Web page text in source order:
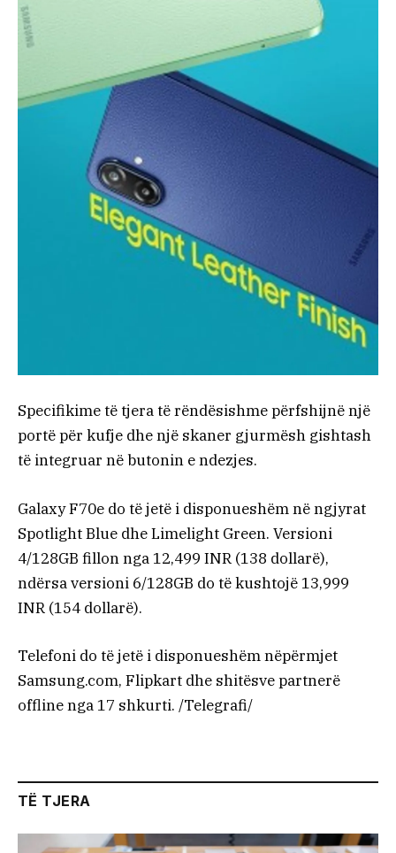
Specifikime të tjera të rëndësishme përfshijnë një
portë për kufje dhe një skaner gjurmësh gishtash
të integruar në butonin e ndezjes.
Galaxy F70e do të jetë i disponueshëm në ngjyrat
Spotlight Blue dhe Limelight Green. Versioni
4/128GB fillon nga 12,499 INR (138 dollarë),
ndërsa versioni 6/128GB do të kushtojë 13,999
INR (154 dollarë).
Telefoni do të jetë i disponueshëm nëpërmjet
Samsung.com, Flipkart dhe shitësve partnerë
offline nga 17 shkurti. /Telegrafi/
TË TJERA